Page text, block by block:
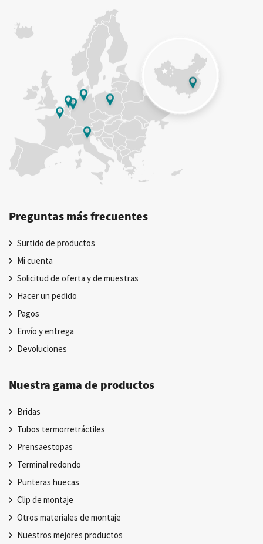
Preguntas más frecuentes
Surtido de productos
Mi cuenta
Solicitud de oferta y de muestras
Hacer un pedido
Pagos
Envío y entrega
Devoluciones
Nuestra gama de productos
Bridas
Tubos termorretráctiles
Prensaestopas
Terminal redondo
Punteras huecas
Clip de montaje
Otros materiales de montaje
Nuestros mejores productos